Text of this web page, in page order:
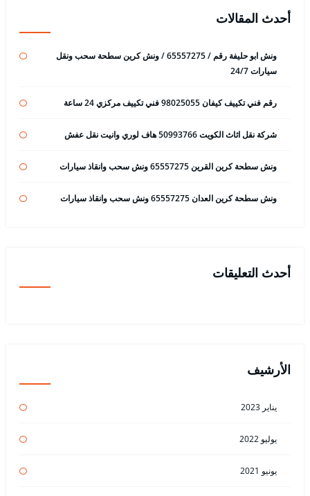
أحدث المقالات
ونش ابو حليفة رقم / 65557275 / ونش كرين سطحة سحب ونقل
سيارات 24/7
رقم فني تكييف كيفان 98025055 فني تكييف مركزي 24 ساعة
شركة نقل اثاث الكويت 50993766 هاف لوري وانيت نقل عفش
ونش سطحة كرين القرين 65557275 ونش سحب وانقاذ سيارات
ونش سطحة كرين العدان 65557275 ونش سحب وانقاذ سيارات
أحدث التعليقات
الأرشيف
يناير 2023
يوليو 2022
يونيو 2021